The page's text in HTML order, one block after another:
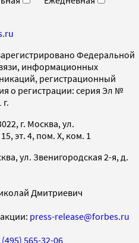
Федеральной
информационных
регистрационный
о регистрации: серия Эл №
г. Москва, ул.
эт. 4, пом. X, ком. 1
ул. Звенигородская 2-я, д.
Дмитриевич
press-release@forbes.ru
(495) 565-32-06